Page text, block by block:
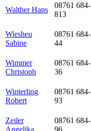
Walther Hans
08761 684-
813
Wiesheu
Sabine
08761 684-
44
Wimmer
Christoph
08761 684-
36
Winterling
Robert
08761 684-
93
Zeiler
Angelika
08761 684-
96